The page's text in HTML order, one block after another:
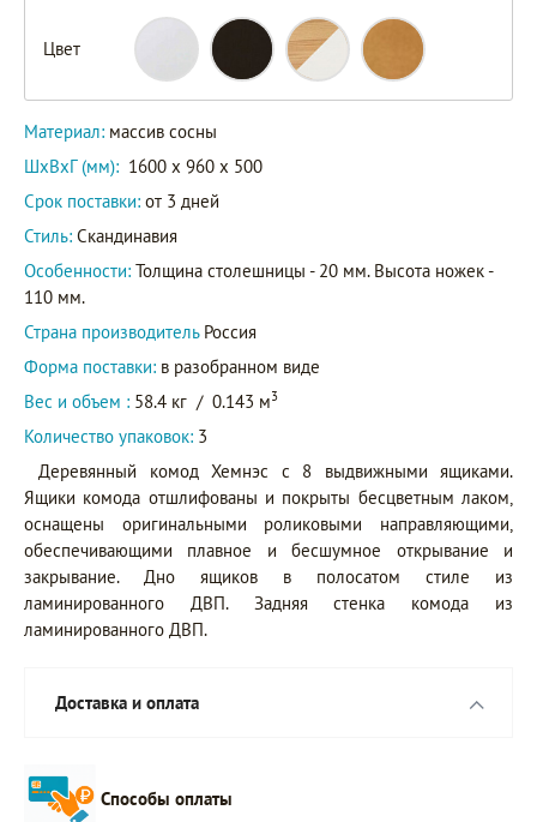
Цвет
Материал: массив сосны
ШxВxГ (мм): 1600 x 960 x 500
Срок поставки: от 3 дней
Стиль: Скандинавия
Особенности: Толщина столешницы - 20 мм. Высота ножек -
110 мм.
Страна производитель Россия
Форма поставки: в разобранном виде
Вес и объем : 58.4 кг / 0.143 м3
Количество упаковок: 3
Деревянный комод Хемнэс с 8 выдвижными ящиками.
Ящики комода отшлифованы и покрыты бесцветным лаком,
оснащены оригинальными роликовыми направляющими,
обеспечивающими плавное и бесшумное открывание и
закрывание. Дно ящиков в полосатом стиле из
ламинированного ДВП. Задняя стенка комода из
ламинированного ДВП.
Доставка и оплата
Способы оплаты